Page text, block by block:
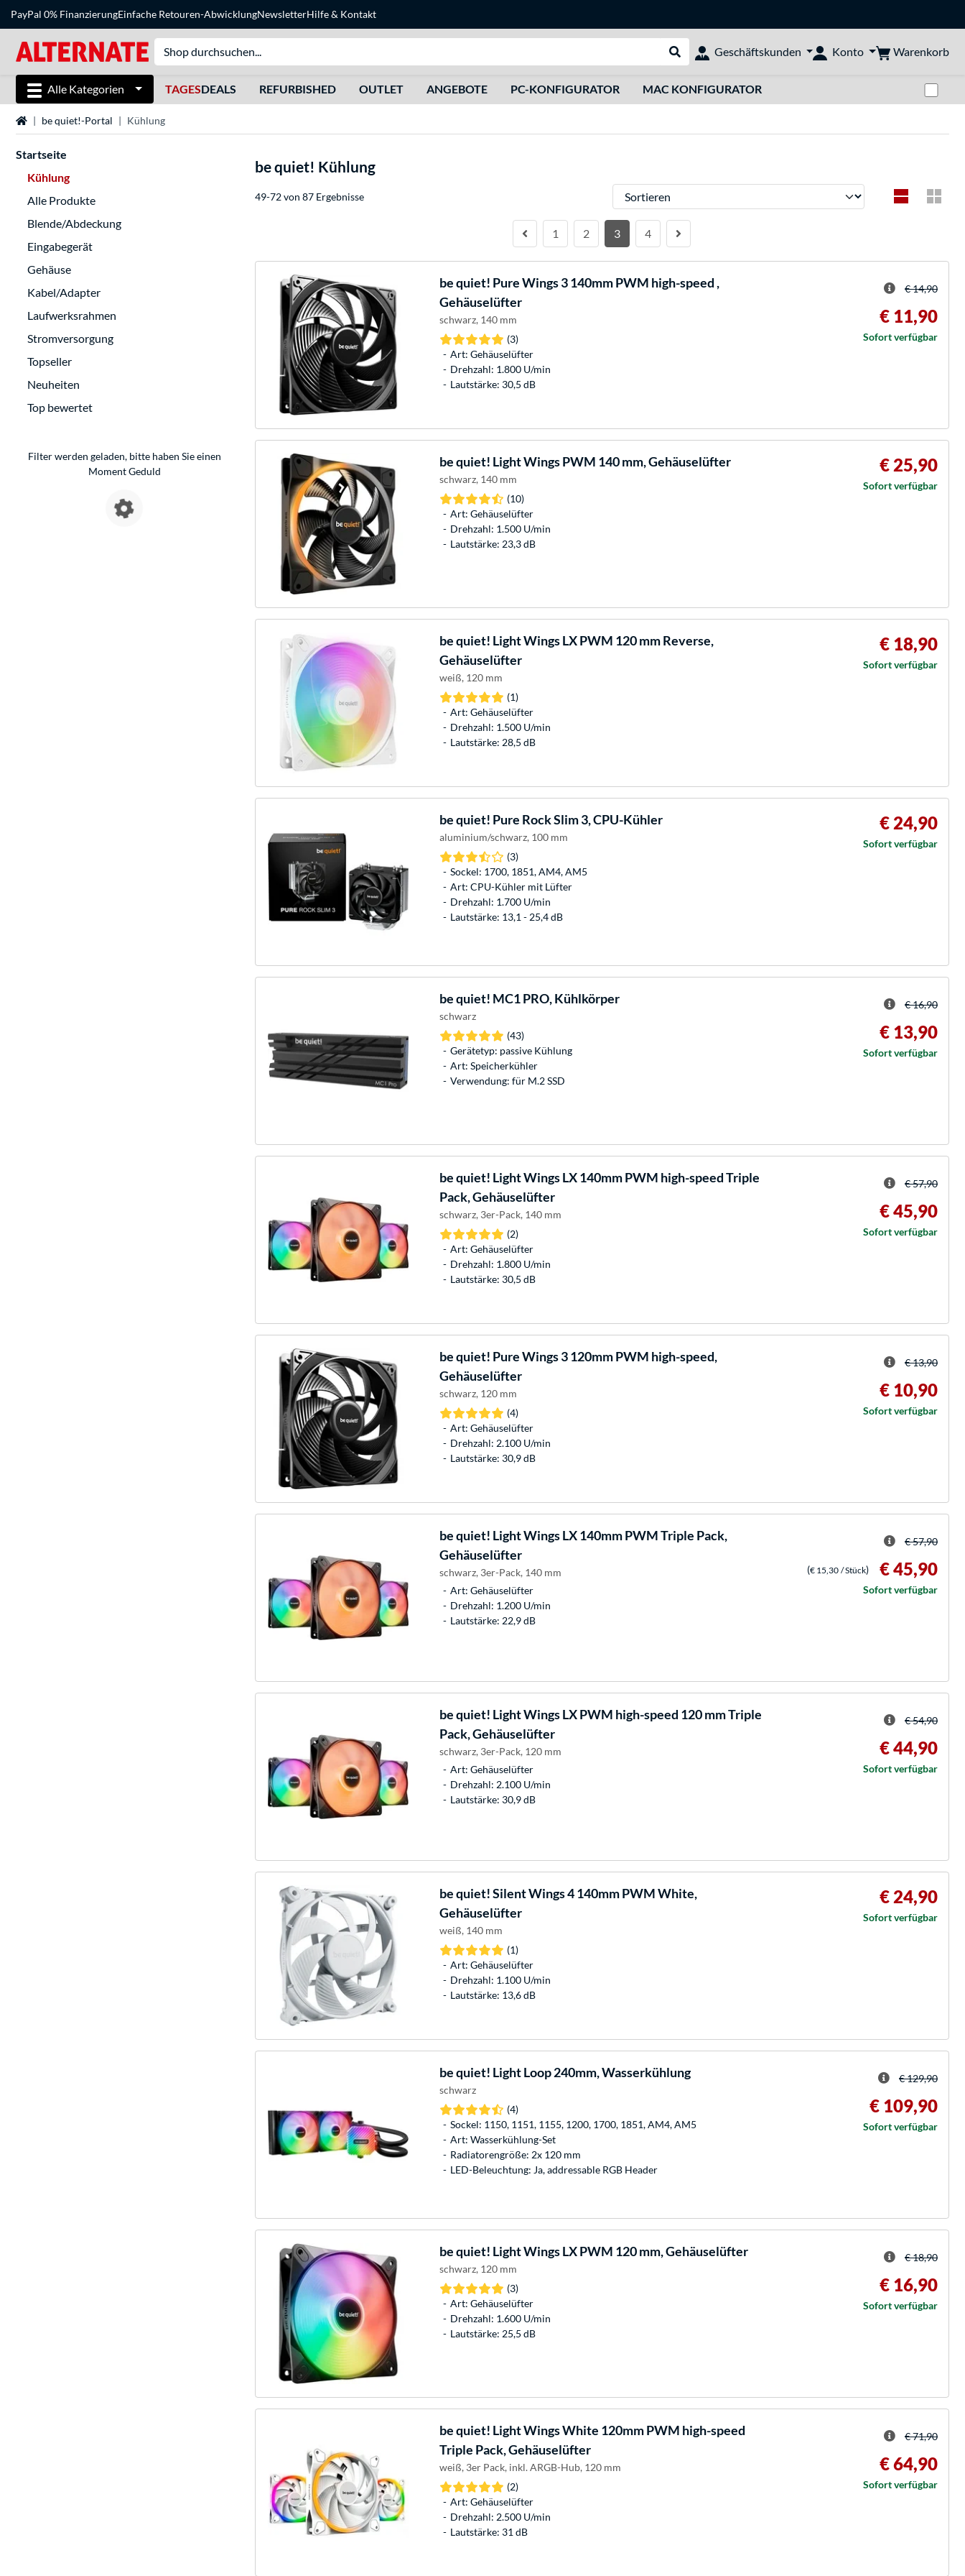
PayPal 0% FinanzierungEinfache Retouren-AbwicklungNewsletterHilfe& Kontakt
Suche durchführen
Geschäftskunden Konto Warenkorb
Alle Kategorien TAGESDEALS REFURBISHED OUTLET ANGEBOTE PC-KONFIGURATOR MAC KONFIGURATOR
Startseitebe quiet!-Portal Kühlung
Startseite
Kühlung
Alle Produkte
Blende/Abdeckung
Eingabegerät
Gehäuse
Kabel/Adapter
Laufwerksrahmen
Stromversorgung
Topseller
Neuheiten
Top bewertet
Filter werden geladen, bitte haben Sie einen
Moment Geduld
be quiet! Kühlung
49-72 von 87 Ergebnisse Sortieren
1 2 3 4
be quiet! Pure Wings 3 140mm PWM high-speed ,
Gehäuselüfter
schwarz, 140 mm
(3)
Art: Gehäuselüfter
Drehzahl: 1.800 U/min
Lautstärke: 30,5 dB
€ 14,90
€ 11,90
Sofort verfügbar
be quiet! Light Wings PWM 140 mm, Gehäuselüfter
schwarz, 140 mm
(10)
Art: Gehäuselüfter
Drehzahl: 1.500 U/min
Lautstärke: 23,3 dB
€ 25,90
Sofort verfügbar
be quiet! Light Wings LX PWM 120 mm Reverse,
Gehäuselüfter
weiß, 120 mm
(1)
Art: Gehäuselüfter
Drehzahl: 1.500 U/min
Lautstärke: 28,5 dB
€ 18,90
Sofort verfügbar
be quiet! Pure Rock Slim 3, CPU-Kühler
aluminium/schwarz, 100 mm
(3)
Sockel: 1700, 1851, AM4, AM5
Art: CPU-Kühler mit Lüfter
Drehzahl: 1.700 U/min
Lautstärke: 13,1 - 25,4 dB
€ 24,90
Sofort verfügbar
be quiet! MC1 PRO, Kühlkörper
schwarz
(43)
Gerätetyp: passive Kühlung
Art: Speicherkühler
Verwendung: für M.2 SSD
€ 16,90
€ 13,90
Sofort verfügbar
be quiet! Light Wings LX 140mm PWM high-speed Triple
Pack, Gehäuselüfter
schwarz, 3er-Pack, 140 mm
(2)
Art: Gehäuselüfter
Drehzahl: 1.800 U/min
Lautstärke: 30,5 dB
€ 57,90
€ 45,90
Sofort verfügbar
be quiet! Pure Wings 3 120mm PWM high-speed,
Gehäuselüfter
schwarz, 120 mm
(4)
Art: Gehäuselüfter
Drehzahl: 2.100 U/min
Lautstärke: 30,9 dB
€ 13,90
€ 10,90
Sofort verfügbar
be quiet! Light Wings LX 140mm PWM Triple Pack,
Gehäuselüfter
schwarz, 3er-Pack, 140 mm
Art: Gehäuselüfter
Drehzahl: 1.200 U/min
Lautstärke: 22,9 dB
€ 57,90
(€ 15,30 / Stück) € 45,90
Sofort verfügbar
be quiet! Light Wings LX PWM high-speed 120 mm Triple
Pack, Gehäuselüfter
schwarz, 3er-Pack, 120 mm
Art: Gehäuselüfter
Drehzahl: 2.100 U/min
Lautstärke: 30,9 dB
€ 54,90
€ 44,90
Sofort verfügbar
be quiet!Silent Wings 4 140mm PWM White,
Gehäuselüfter
weiß, 140 mm
(1)
Art: Gehäuselüfter
Drehzahl: 1.100 U/min
Lautstärke: 13,6 dB
€ 24,90
Sofort verfügbar
be quiet! Light Loop 240mm, Wasserkühlung
schwarz
(4)
Sockel: 1150, 1151, 1155, 1200, 1700, 1851, AM4, AM5
Art: Wasserkühlung-Set
Radiatorengröße: 2x 120 mm
LED-Beleuchtung: Ja, addressable RGB Header
€ 129,90
€ 109,90
Sofort verfügbar
be quiet! Light Wings LX PWM 120 mm, Gehäuselüfter
schwarz, 120 mm
(3)
Art: Gehäuselüfter
Drehzahl: 1.600 U/min
Lautstärke: 25,5 dB
€ 18,90
€ 16,90
Sofort verfügbar
be quiet! Light Wings White 120mm PWM high-speed
Triple Pack, Gehäuselüfter
weiß, 3er Pack, inkl. ARGB-Hub, 120 mm
(2)
Art: Gehäuselüfter
Drehzahl: 2.500 U/min
Lautstärke: 31 dB
€ 71,90
€ 64,90
Sofort verfügbar